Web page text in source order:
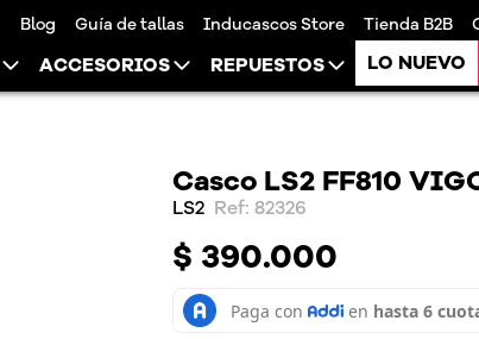
Blog Guía de tallas Inducascos Store Tienda B2B
ACCESORIOS REPUESTOS LO NUEVO
Casco LS2 FF810
LS2 :82326
$ 390.000